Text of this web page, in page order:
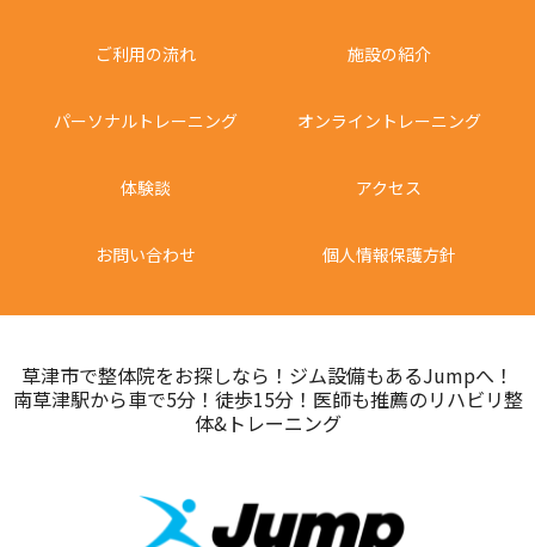
ご利用の流れ 施設の紹介
パーソナルトレーニング オンライントレーニング
体験談 アクセス
お問い合わせ 個人情報保護方針
草津市で整体院をお探しなら！ジム設備もあるJumpへ！
南草津駅から車で5分！徒歩15分！医師も推薦のリハビリ整
体&トレーニング